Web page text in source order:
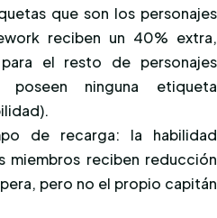
que son los personajes
reciben un 40% extra,
el resto de personajes
ninguna etiqueta
de recarga: la habilidad
miembros reciben reducción
pero no el propio capitán